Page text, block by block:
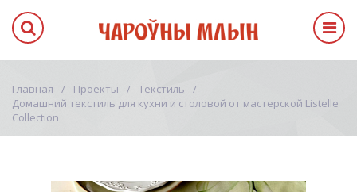
Главная Проекты
Текстиль
Домашний текстиль для кухни и столовой от мастерской Listelle
Сollection